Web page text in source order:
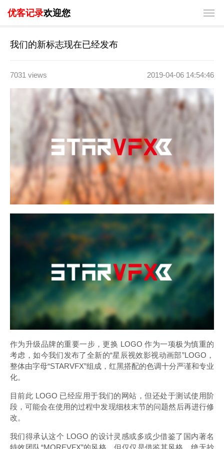
优客记录欢迎您
我们的新标志现在已经发布
7031 views 2019-04-06 14:54:46
作为升级品牌的重要一步，更换 LOGO 作为一项极为慎重的
考虑，如今我们发布了全新的“星辰视效影视动画部”LOGO，
整体由字母“STARVFX”组成，红黑搭配的色调十分严谨和专业
化。
目前此 LOGO 已经应用于我们的网站，但还处于测试使用阶
段，可能会在使用的过程中发现细枝末节的问题然后再进行修
改。
我们得承认这个 LOGO 的设计灵感或多或少借鉴了国内著名
特效团队“MOREVFX”的风格，但仅仅是借鉴其风格，绝无抄